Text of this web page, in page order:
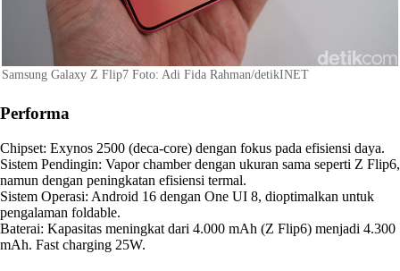
Samsung Galaxy Z Flip7 Foto: Adi Fida Rahman/detikINET
Performa
Chipset: Exynos 2500 (deca-core) dengan fokus pada efisiensi daya.
Sistem Pendingin: Vapor chamber dengan ukuran sama seperti Z Flip6,
namun dengan peningkatan efisiensi termal.
Sistem Operasi: Android 16 dengan One UI 8, dioptimalkan untuk
pengalaman foldable.
Baterai: Kapasitas meningkat dari 4.000 mAh (Z Flip6) menjadi 4.300
mAh. Fast charging 25W.